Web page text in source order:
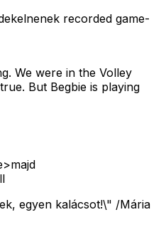
recorded game-
We were in the Volley
But Begbie is playing
egyen kalácsot!\" /Mária